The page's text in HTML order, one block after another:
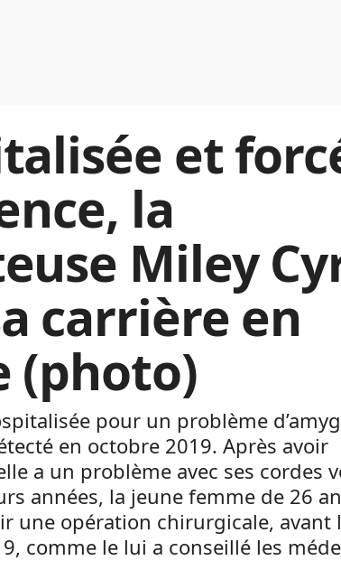
et
la
Miley
carrière en
(photo)
pour un problème
en octobre 2019. Après avoir
a un problème avec ses cordes
années, la jeune femme de 26
une opération chirurgicale, avant
comme le lui a conseillé les